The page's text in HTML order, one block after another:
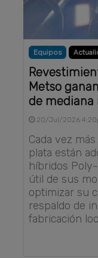
Equipos
Metso
de mediana
20/Jul/2026
Cada vez
plata están
híbridos
útil de sus
optimizar su
respaldo de
fabricación